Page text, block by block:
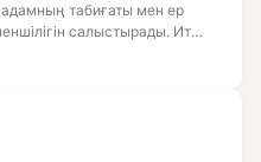
табиғаты мен ер
салыстырады. Ит